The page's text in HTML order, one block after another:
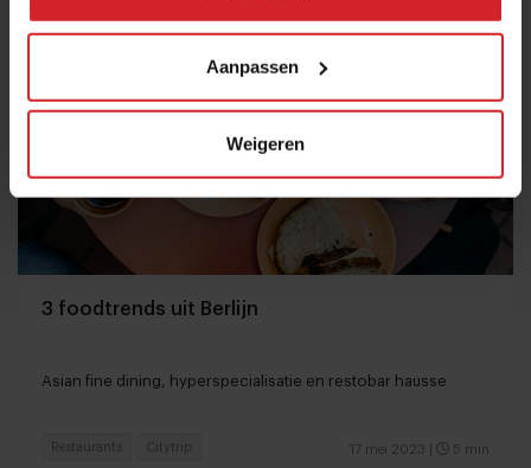
Aanpassen
Weigeren
3 foodtrends uit Berlijn
Asian fine dining, hyperspecialisatie en restobar hausse
17 mei 2023 5 min
Restaurants Citytrip